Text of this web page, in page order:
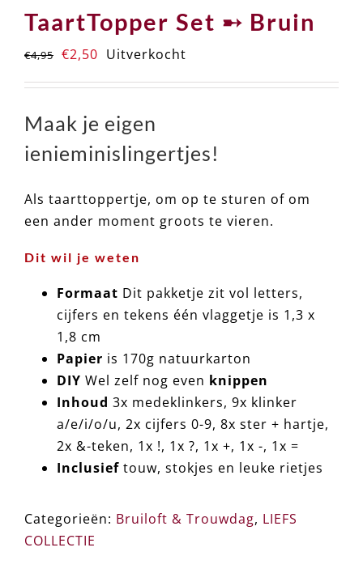
TaartTopper Set ➸ Bruin
€4,95 Oorspronkelijke
€4,95.
€2,50 Huidige
€2,50.
Uitverkocht
Maak je eigen
ienieminislingertjes!
Als taarttoppertje, om op te sturen of om
een ander moment groots te vieren.
Dit wil je weten
Formaat Dit pakketje zit vol letters,
cijfers en tekens één vlaggetje is 1,3 x
1,8 cm
Papier is 170g natuurkarton
DIY Wel zelf nog even knippen
Inhoud 3x medeklinkers, 9x klinker
a/e/i/o/u, 2x cijfers 0-9, 8x ster + hartje,
2x &-teken, 1x !, 1x ?, 1x +, 1x -, 1x =
Inclusief touw, stokjes en leuke rietjes
Categorieën: Bruiloft & Trouwdag, LIEFS
COLLECTIE